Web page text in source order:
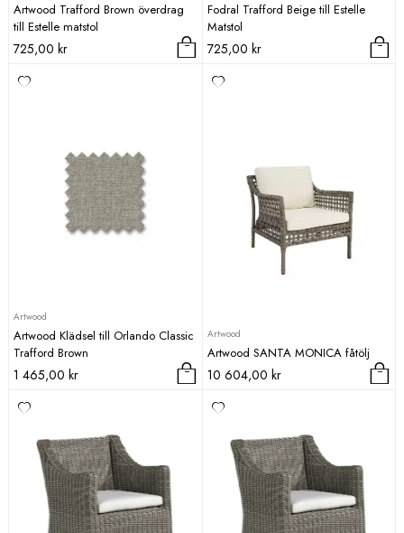
Artwood Trafford Brown överdrag
till Estelle matstol
725,00 kr
Fodral Trafford Beige till Estelle
Matstol
725,00 kr
Artwood
Artwood Klädsel till Orlando Classic
Trafford Brown
1 465,00 kr
Artwood
Artwood SANTA MONICA fåtölj
10 604,00 kr
här
produkten
varianter.